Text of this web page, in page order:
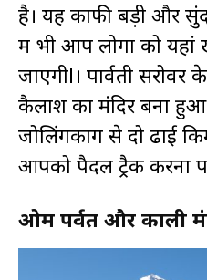
है। यह काफी बड़ी और
में भी आप लोगों को
जाएगीl। पार्वती
कैलाश का मंदिर बना
जोलिंगकोंग से दो ढाई
आपको पैदल ट्रैक करना
ओम पर्वत और काली